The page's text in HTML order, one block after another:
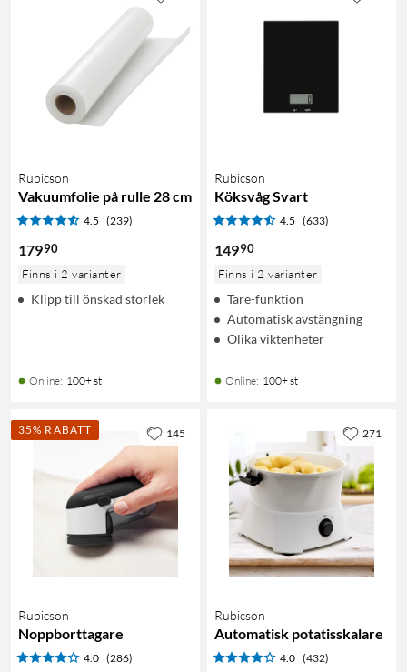
Rubicson
Vakuumfolie på rulle 28 cm
4.5 (239)
17990
Finns i 2 varianter
Klipp till önskad storlek
Online: 100+ st
Rubicson
Köksvåg Svart
4.5 (633)
14990
Finns i 2 varianter
Tare-funktion
Automatisk avstängning
Olika viktenheter
Online: 100+ st
35% RABATT
Rubicson
Noppborttagare
4.0 (286)
145
Rubicson
Automatisk potatisskalare
4.0 (432)
271